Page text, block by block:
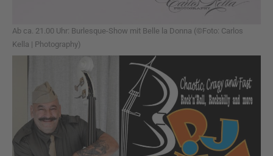
Ab ca. 21.00 Uhr: Burlesque-Show mit Belle la Donna (©Foto: Carlos
Kella | Photography)